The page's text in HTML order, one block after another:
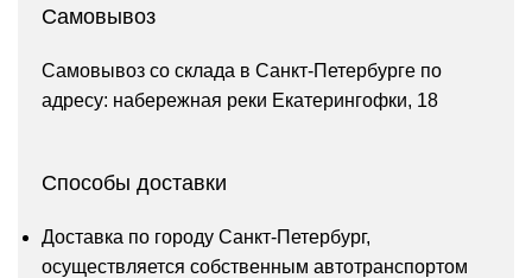
Самовывоз
Самовывоз со склада в Санкт-Петербурге по
адресу: набережная реки Екатерингофки, 18
Способы доставки
Доставка по городу Санкт-Петербург,
осуществляется собственным автотранспортом